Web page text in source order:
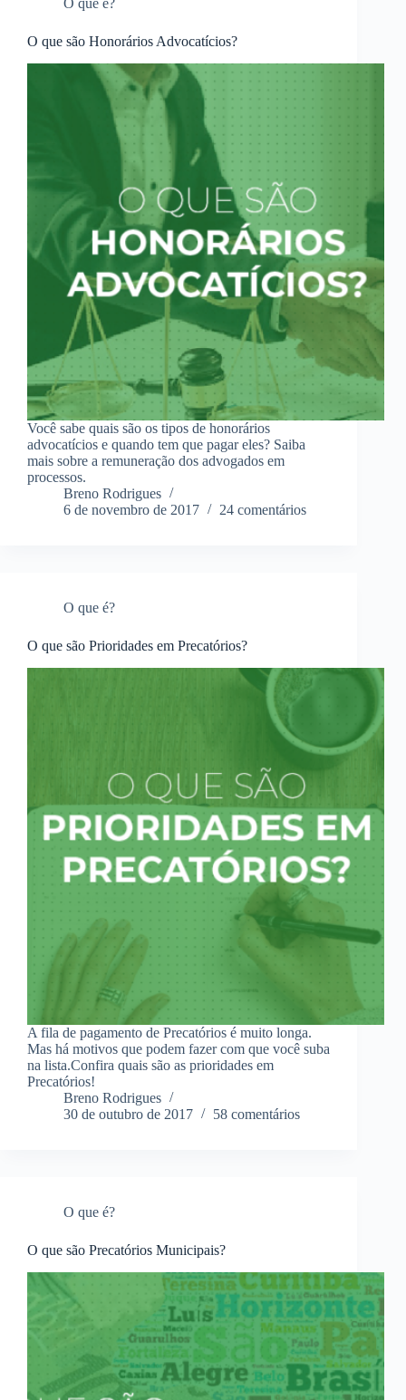
O que é?
O que são Honorários Advocatícios?
Você sabe quais são os tipos de honorários
advocatícios e quando tem que pagar eles? Saiba
mais sobre a remuneração dos advogados em
processos.
Breno Rodrigues
6 de novembro de 2017
24 comentários
O que é?
O que são Prioridades em Precatórios?
A fila de pagamento de Precatórios é muito longa.
Mas há motivos que podem fazer com que você suba
na lista.Confira quais são as prioridades em
Precatórios!
Breno Rodrigues
30 de outubro de 2017
58 comentários
O que é?
O que são Precatórios Municipais?